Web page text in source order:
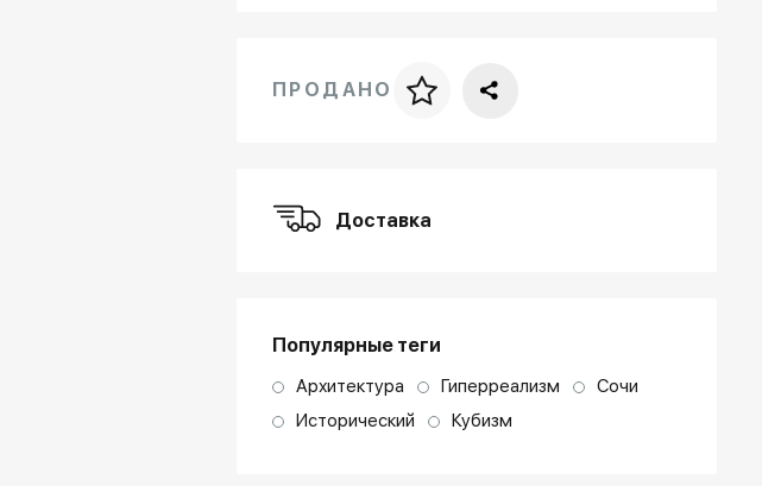
Цена за багет
ПРОДАНО
Доставка
Популярные теги
Архитектура Гиперреализм
Сочи
Исторический
Кубизм